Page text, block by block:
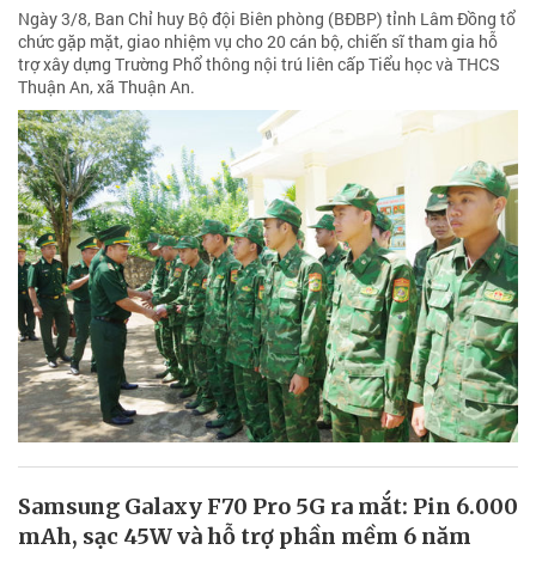
Ngày 3/8, Ban Chỉ huy Bộ đội Biên phòng (BĐBP) tỉnh Lâm Đồng tổ
chức gặp mặt, giao nhiệm vụ cho 20 cán bộ, chiến sĩ tham gia hỗ
trợ xây dựng Trường Phổ thông nội trú liên cấp Tiểu học và THCS
Thuận An, xã Thuận An.
Samsung Galaxy F70 Pro 5G ra mắt: Pin 6.000
mAh, sạc 45W và hỗ trợ phần mềm 6 năm